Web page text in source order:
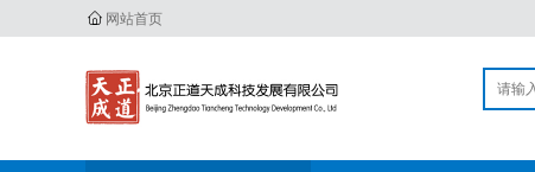
网站首页